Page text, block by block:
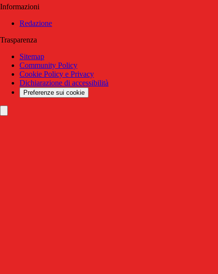
Informazioni
Redazione
Trasparenza
Sitemap
Community Policy
Cookie Policy e Privacy
Dichiarazione di accessibilità
Preferenze sui cookie